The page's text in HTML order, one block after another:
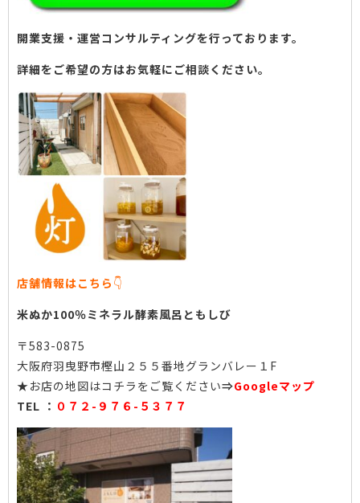
開業支援・運営コンサルティングを行っております。
詳細をご希望の方はお気軽にご相談ください。
店舗情報はこちら 👇
米ぬか100％ミネラル酵素風呂ともしび
〒583-0875
大阪府羽曳野市樫山２５５番地グランバレー１F
★お店の地図はコチラをご覧ください⇒Googleマップ
TEL ： ０７２-９７６-５３７７